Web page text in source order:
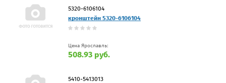
5320-6106104
кронштейн 5320-6106104
Цена Ярославль:
508.93 руб.
5410-5413013